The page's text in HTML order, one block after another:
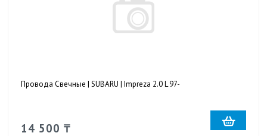
Провода Свечные | SUBARU | Impreza 2.0 L 97-
14 500 ₸